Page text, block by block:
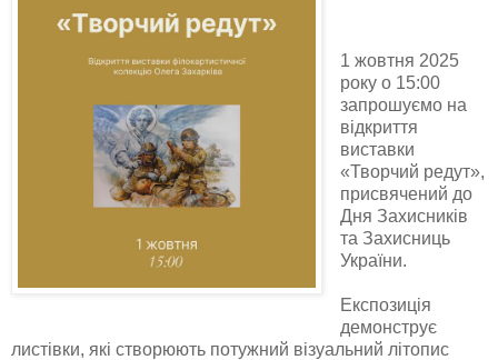
1 жовтня 2025
року о 15:00
запрошуємо на
відкриття
виставки
«Творчий редут»,
присвячений до
Дня Захисників
та Захисниць
України.
Експозиція
демонструє
листівки, які створюють потужний візуальний літопис